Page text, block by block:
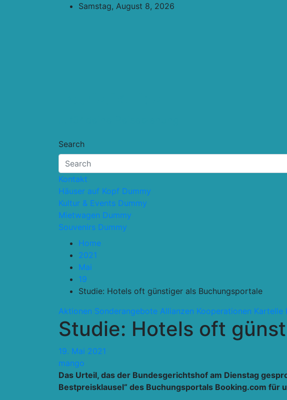
Samstag, August 8, 2026
Search
Kontakt
Häuser auf Kopf Dummy
Kultur & Events Dummy
Mietwagen Dummy
Souvenirs Dummy
Home
2021
Mai
19
Studie: Hotels oft günstiger als Buchungsportale
Aktionen Sonderangebote Allianzen Kooperationen Kartelle
Studie: Hotels oft
19. Mai 2021
mango
Das Urteil, das der Bundesgerichtshof am Dienstag
Bestpreisklausel“ des Buchungsportals Booking.com für